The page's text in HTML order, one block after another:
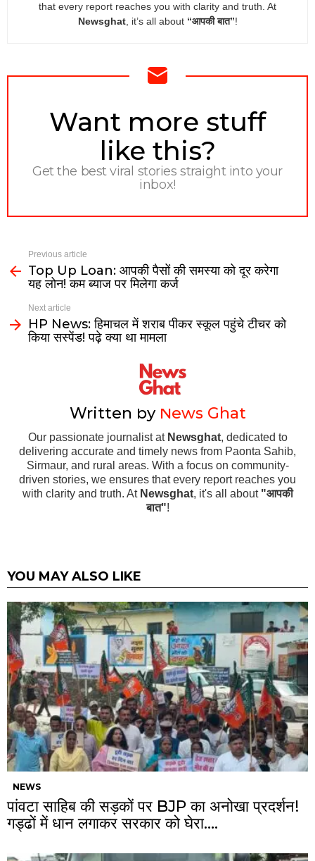
that every report reaches you with clarity and truth. At
Newsghat, it’s all about “आपकी बात”!
NEWSLETTER
Want more stuff
like this?
Get the best viral stories straight into your
inbox!
Previous article
Top Up Loan: आपकी पैसों की समस्या को दूर करेगा
यह लोन! कम ब्याज पर मिलेगा कर्ज
Next article
HP News: हिमाचल में शराब पीकर स्कूल पहुंचे टीचर को
किया सस्पेंड! पढ़े क्या था मामला
Written by News Ghat
Our passionate journalist at Newsghat, dedicated to
delivering accurate and timely news from Paonta Sahib,
Sirmaur, and rural areas. With a focus on community-
driven stories, we ensures that every report reaches you
with clarity and truth. At Newsghat, it's all about "आपकी
बात"!
YOU MAY ALSO LIKE
NEWS
पांवटा साहिब की सड़कों पर BJP का अनोखा प्रदर्शन!
गड्ढों में धान लगाकर सरकार को घेरा….